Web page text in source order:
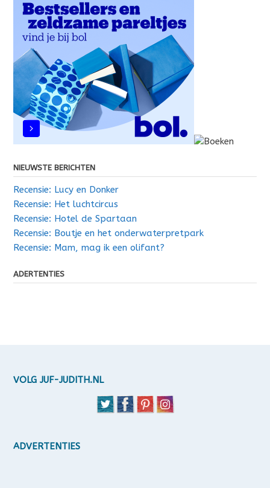
NIEUWSTE BERICHTEN
Recensie: Lucy en Donker
Recensie: Het luchtcircus
Recensie: Hotel de Spartaan
Recensie: Boutje en het onderwaterpretpark
Recensie: Mam, mag ik een olifant?
ADERTENTIES
VOLG JUF-JUDITH.NL
ADVERTENTIES